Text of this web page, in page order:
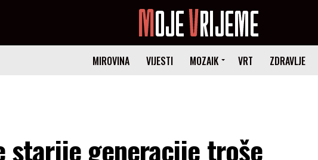
MIROVINA VIJESTI MOZAIK VRT ZDRAVLJE
starije generacije troše